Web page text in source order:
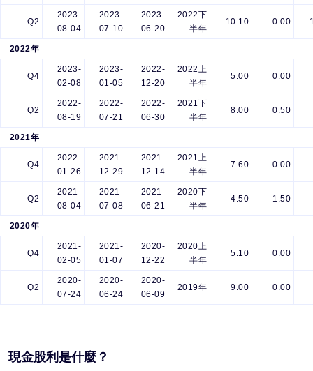
Q2
2023-
08-04
2023-
07-10
2023-
06-20
2022下
半年
10.10 0.00
2022年
Q4
2023-
02-08
2023-
01-05
2022-
12-20
2022上
半年
5.00 0.00
Q2
2022-
08-19
2022-
07-21
2022-
06-30
2021下
半年
8.00 0.50
2021年
Q4
2022-
01-26
2021-
12-29
2021-
12-14
2021上
半年
7.60 0.00
Q2
2021-
08-04
2021-
07-08
2021-
06-21
2020下
半年
4.50 1.50
2020年
Q4
2021-
02-05
2021-
01-07
2020-
12-22
2020上
半年
5.10 0.00
Q2
2020-
07-24
2020-
06-24
2020-
06-09
2019年 9.00 0.00
現金股利是什麼？